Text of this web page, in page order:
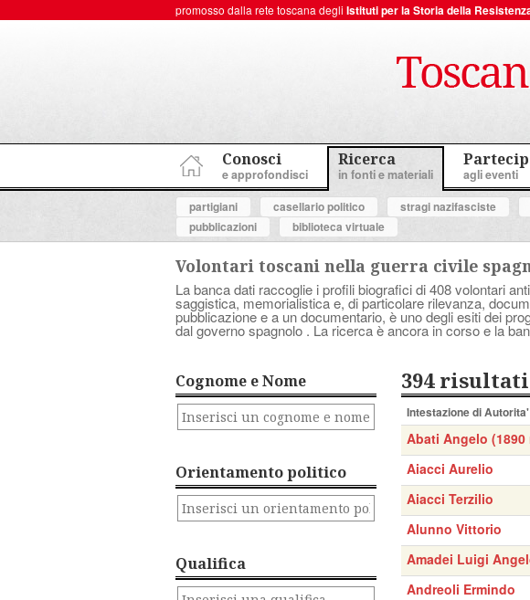
promosso dalla rete toscana degli Istituti per la Storia della
Conosci
e approfondisci
Ricerca
in fonti e materiali agli eventi
partigiani
casellario politico stragi nazifasciste
pubblicazioni
biblioteca virtuale
Volontari toscani nella guerra civile
La banca dati raccoglie i profili biografici di 408 volontari
saggistica, memorialistica e, di particolare rilevanza,
pubblicazione e a un documentario, è uno degli esiti dei
dal governo spagnolo . La ricerca è ancora in corso e la
Cognome e Nome
Orientamento politico
Qualifica
394 risultati
Intestazione di Autorita'
Abati Angelo (1890
Aiacci Aurelio
Aiacci Terzilio
Alunno Vittorio
Amadei Luigi
Andreoli Ermindo